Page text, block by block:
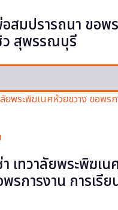
สมปรารถนา ขอพ
ว สุพรรณบุรี
เทวาลัยพระพิฆเน
รการงาน การเรีย